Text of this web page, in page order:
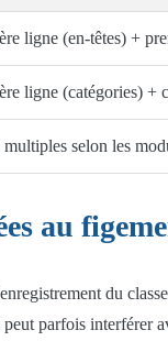
ligne (en-têtes) +
ligne (catégories) +
selon les
au
du
parfois interférer